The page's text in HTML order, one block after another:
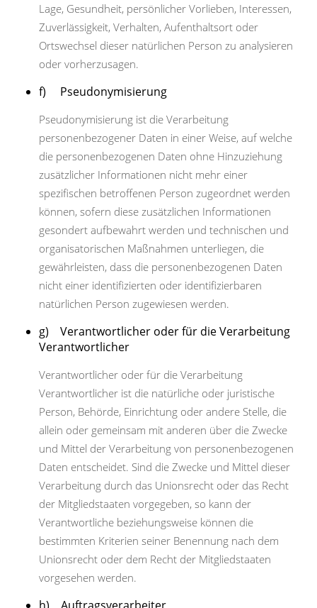
Lage, Gesundheit, persönlicher Vorlieben, Interessen,
Zuverlässigkeit, Verhalten, Aufenthaltsort oder
Ortswechsel dieser natürlichen Person zu analysieren
oder vorherzusagen.
f) Pseudonymisierung
Pseudonymisierung ist die Verarbeitung
personenbezogener Daten in einer Weise, auf welche
die personenbezogenen Daten ohne Hinzuziehung
zusätzlicher Informationen nicht mehr einer
spezifischen betroffenen Person zugeordnet werden
können, sofern diese zusätzlichen Informationen
gesondert aufbewahrt werden und technischen und
organisatorischen Maßnahmen unterliegen, die
gewährleisten, dass die personenbezogenen Daten
nicht einer identifizierten oder identifizierbaren
natürlichen Person zugewiesen werden.
g) Verantwortlicher oder für die Verarbeitung
Verantwortlicher
Verantwortlicher oder für die Verarbeitung
Verantwortlicher ist die natürliche oder juristische
Person, Behörde, Einrichtung oder andere Stelle, die
allein oder gemeinsam mit anderen über die Zwecke
und Mittel der Verarbeitung von personenbezogenen
Daten entscheidet. Sind die Zwecke und Mittel dieser
Verarbeitung durch das Unionsrecht oder das Recht
der Mitgliedstaaten vorgegeben, so kann der
Verantwortliche beziehungsweise können die
bestimmten Kriterien seiner Benennung nach dem
Unionsrecht oder dem Recht der Mitgliedstaaten
vorgesehen werden.